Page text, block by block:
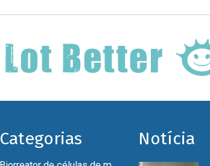
Categorias Notícia